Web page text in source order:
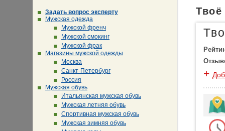
Задать вопрос эксперту
Мужская одежда
Мужской френч
Мужской смокинг
Мужской фрак
Магазины мужской одежды
Москва
Санкт-Петербург
Россия
Мужская обувь
Итальянская мужская обувь
Мужская летняя обувь
Спортивная мужская обувь
Мужская зимняя обувь
+